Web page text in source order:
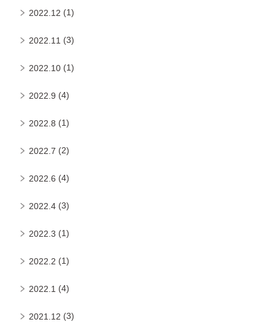
2022.12 (1)
2022.11 (3)
2022.10 (1)
2022.9 (4)
2022.8 (1)
2022.7 (2)
2022.6 (4)
2022.4 (3)
2022.3 (1)
2022.2 (1)
2022.1 (4)
2021.12 (3)